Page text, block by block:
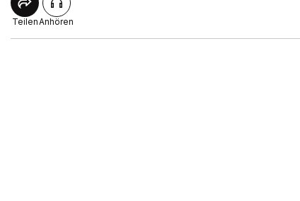
TeilenAnhören